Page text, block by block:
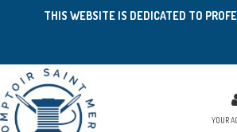
THIS WEBSITE IS DEDICATED TO
YOUR